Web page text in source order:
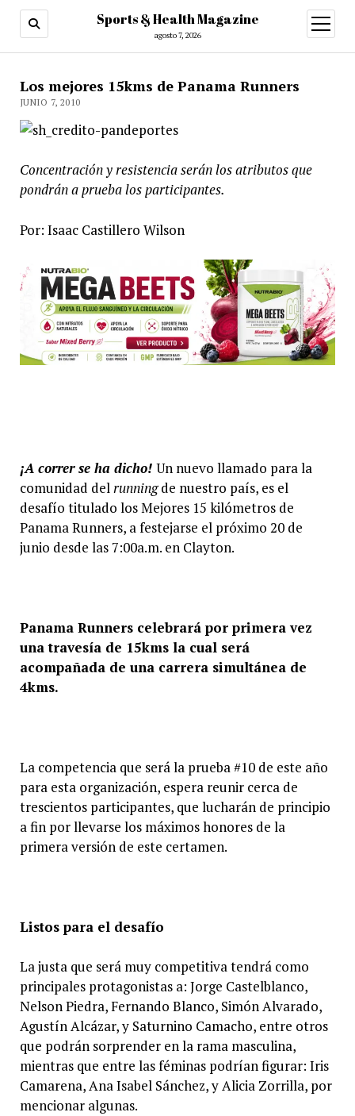
Sports & Health Magazine
agosto 7, 2026
abrir
menú
Los mejores 15kms de Panama Runners
JUNIO 7, 2010
Concentración y resistencia serán los atributos que
pondrán a prueba los participantes.
Por: Isaac Castillero Wilson
¡A correr se ha dicho! Un nuevo llamado para la
comunidad delrunningde nuestro país, es el
desafío titulado los Mejores 15 kilómetros de
Panama Runners, a festejarse el próximo 20 de
junio desde las 7:00a.m. en Clayton.
Panama Runners celebrará por primera vez
una travesía de 15kms la cual será
acompañada de una carrera simultánea de
4kms.
La competencia que será la prueba #10 de este año
para esta organización, espera reunir cerca de
trescientos participantes, que lucharán de principio
a fin por llevarse los máximos honores de la
primera versión de este certamen.
Listos para el desafío
La justa que será muy competitiva tendrá como
principales protagonistas a: Jorge Castelblanco,
Nelson Piedra, Fernando Blanco, Simón Alvarado,
Agustín Alcázar, y Saturnino Camacho, entre otros
que podrán sorprender en la rama masculina,
mientras que entre las féminas podrían figurar: Iris
Camarena, Ana Isabel Sánchez, y Alicia Zorrilla, por
mencionar algunas.